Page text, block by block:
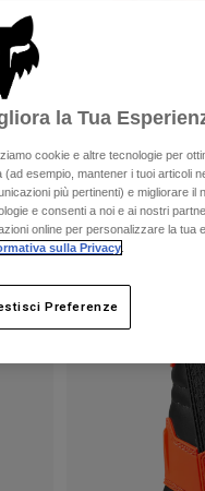
la Tua
cookie e altre tecnologie per
(ad esempio, mantener i tuoi articoli
più pertinenti) e migliorare
e consenti a noi e ai nostri
online per personalizzare la tua
sulla Privacy.
Preferenze